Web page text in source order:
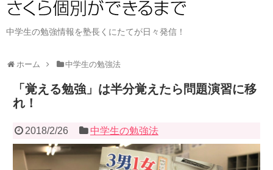
中学生の勉強情報を塾長くにたてが日々発信！
ホーム 中学生の勉強法
「覚える勉強」は半分覚えたら問題演習に移
れ！
2018/2/26 中学生の勉強法